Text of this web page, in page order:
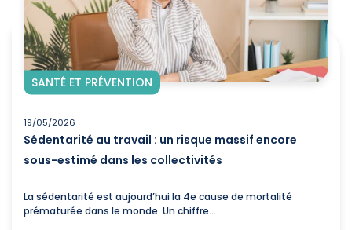
SANTÉ ET PRÉVENTION
19/05/2026
Sédentarité au travail : un risque massif encore
sous-estimé dans les collectivités
La sédentarité est aujourd’hui la 4e cause de mortalité
prématurée dans le monde. Un chiffre...